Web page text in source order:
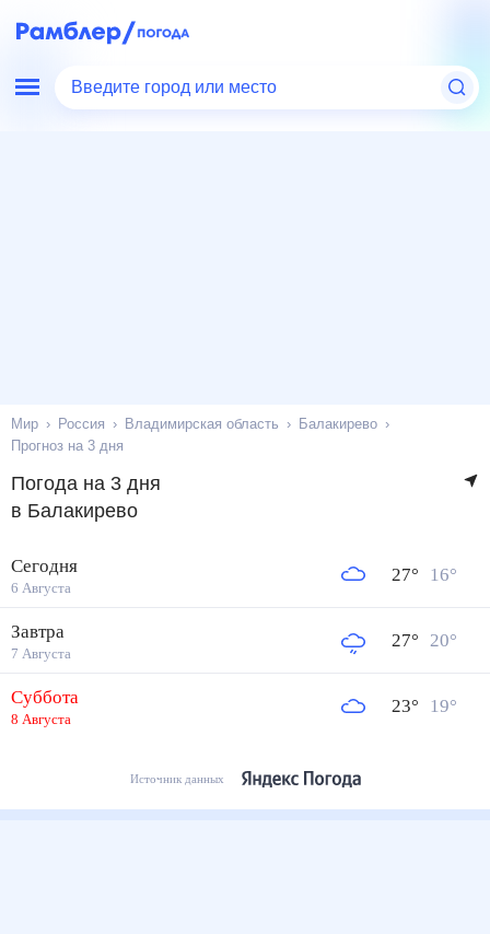
Введите город или место
Мир Россия Владимирская область
Балакирево
Прогноз на 3 дня
Погода на 3 дня
в Балакирево
Сегодня
6 Августа
27° 16°
Завтра
7 Августа
27° 20°
Суббота
8 Августа
23° 19°
Источник данных